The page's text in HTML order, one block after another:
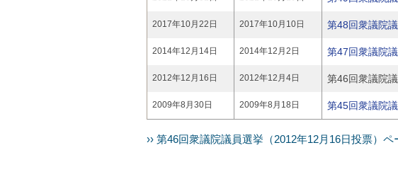
2017年10月22日 2017年10月10日 第48回衆議院
2014年12月14日 2014年12月2日 第47回衆議院
2012年12月16日 2012年12月4日 第46回衆議院
2009年8月30日 2009年8月18日 第45回衆議院
›› 第46回衆議院議員選挙（2012年12月16日投票）ペ